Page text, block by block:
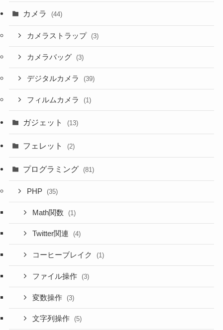
カメラ (44)
カメラストラップ (3)
カメラバッグ (3)
デジタルカメラ (39)
フィルムカメラ (1)
ガジェット (13)
フェレット (2)
プログラミング (81)
PHP (35)
Math関数 (1)
Twitter関連 (4)
コーヒーブレイク (1)
ファイル操作 (3)
変数操作 (3)
文字列操作 (5)